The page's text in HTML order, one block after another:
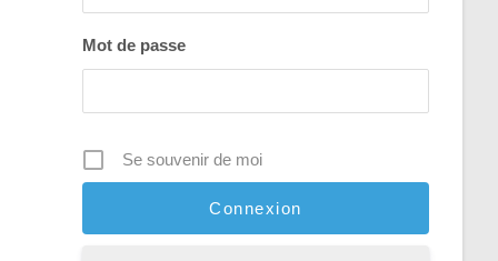
Mot de passe
Se souvenir de moi